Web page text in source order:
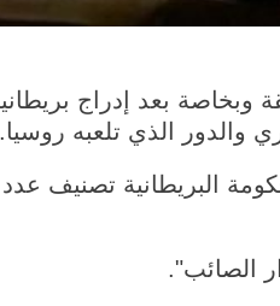
بعد إدراج
والدور الذي تلعبه روسيا.
البريطانية تصنيف
الصائب".